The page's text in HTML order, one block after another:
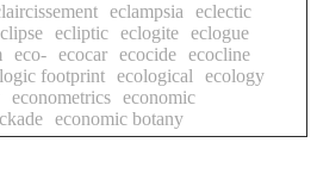
eclampsia
eclectic
ecliptic eclogite eclogue
eco- ecocar ecocide ecocline
footprint ecological
ecology
econometrics economic
economic botany